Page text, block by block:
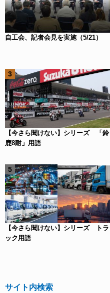
自工会、記者会見を実施（5/21）
【今さら聞けない】シリーズ 「鈴
鹿8耐」用語
【今さら聞けない】シリーズ トラ
ック用語
サイト内検索